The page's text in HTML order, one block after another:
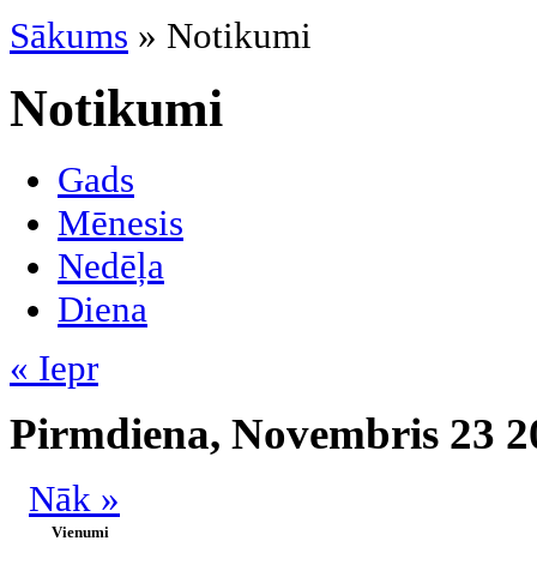
Sākums » Notikumi
Notikumi
Gads
Mēnesis
Nedēļa
Diena
« Iepr
Pirmdiena, Novembris 23
Nāk »
Vienumi